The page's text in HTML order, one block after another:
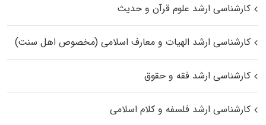
کارشناسی ارشد علوم قرآن و حدیث
کارشناسی ارشد الهیات و معارف اسلامی (مخصوص اهل سنت)
کارشناسی ارشد فقه و حقوق
کارشناسی ارشد فلسفه و کلام اسلامی